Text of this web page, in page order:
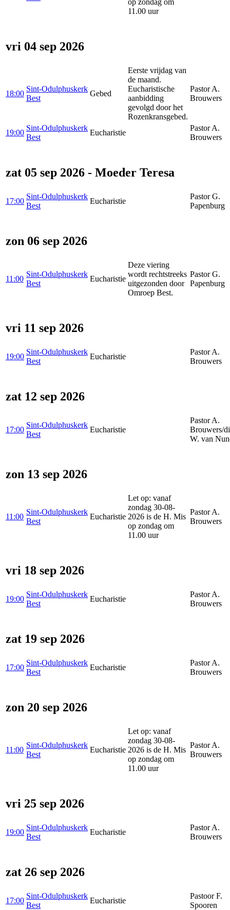
11.00 uur
vri 04 sep 2026
18:00
Sint-Odulphuskerk
Best
Gebed
Eerste vrijdag van
de maand.
Eucharistische
aanbidding
gevolgd door het
Rozenkransgebed.
Pastor A.
Brouwers
19:00
Sint-Odulphuskerk
Best
Eucharistie
Pastor A.
Brouwers
zat 05 sep 2026 - Moeder Teresa
17:00
Sint-Odulphuskerk
Best
Eucharistie
Pastor G.
Papenburg
zon 06 sep 2026
11:00
Sint-Odulphuskerk
Best
Eucharistie
Deze viering
wordt rechtstreeks
uitgezonden door
Omroep Best.
Pastor G.
Papenburg
vri 11 sep 2026
19:00
Sint-Odulphuskerk
Best
Eucharistie
Pastor A.
Brouwers
zat 12 sep 2026
17:00
Sint-Odulphuskerk
Best
Eucharistie
Pastor A.
Brouwers/
W. van
zon 13 sep 2026
11:00
Sint-Odulphuskerk
Best
Eucharistie
Let op: vanaf
zondag 30-08-
2026 is de H. Mis
op zondag om
11.00 uur
Pastor A.
Brouwers
vri 18 sep 2026
19:00
Sint-Odulphuskerk
Best
Eucharistie
Pastor A.
Brouwers
zat 19 sep 2026
17:00
Sint-Odulphuskerk
Best
Eucharistie
Pastor A.
Brouwers
zon 20 sep 2026
11:00
Sint-Odulphuskerk
Best
Eucharistie
Let op: vanaf
zondag 30-08-
2026 is de H. Mis
op zondag om
11.00 uur
Pastor A.
Brouwers
vri 25 sep 2026
19:00
Sint-Odulphuskerk
Best
Eucharistie
Pastor A.
Brouwers
zat 26 sep 2026
17:00
Sint-Odulphuskerk
Best
Eucharistie
Pastoor F.
Spooren